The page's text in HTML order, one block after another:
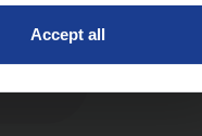
Accept all